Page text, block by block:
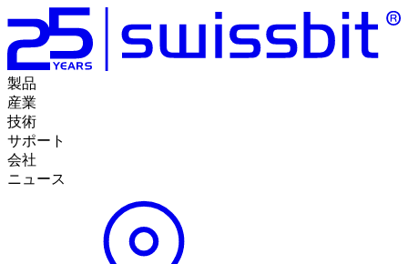
製品
産業
技術
サポート
会社
ニュース